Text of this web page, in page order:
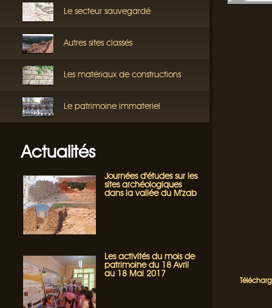
Le secteur sauvegardé
Autres sites classés
Les matériaux de constructions
Le patrimoine immateriel
Actualités
Journées d'études sur les
sites archéologiques
dans la vallée du M'zab
Les activités du mois de
patrimoine du 18 Avril
au 18 Mai 2017